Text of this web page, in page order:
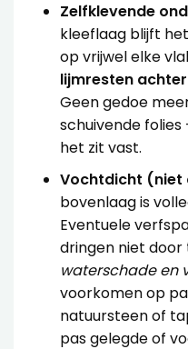
Zelfklevende
kleeflaag blijft
op vrijwel elke
lijmresten
Geen gedoe
schuivende folies
het zit vast.
Vochtdicht (niet
bovenlaag is
Eventuele
dringen niet door
waterschade en
voorkomen op
natuursteen of
pas gelegde of